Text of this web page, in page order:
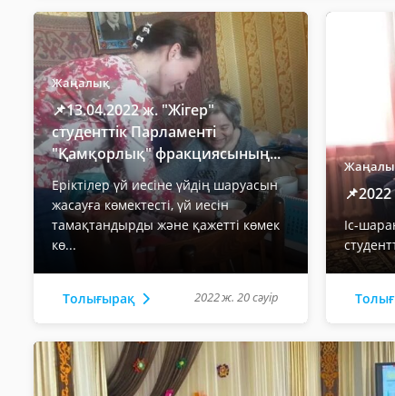
Жаңалық
📌13.04.2022 ж. "Жігер"
студенттік Парламенті
"Қамқорлық" фракциясының...
Еріктілер үй иесіне үйдің шаруасын
жасауға көмектесті, үй иесін
тамақтандырды және қажетті көмек
кө...
Толығырақ 2022 ж. 20 сәуір
Іс-